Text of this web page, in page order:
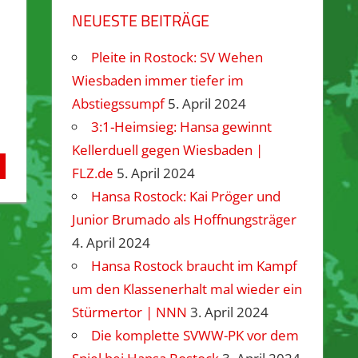
NEUESTE BEITRÄGE
Pleite in Rostock: SV Wehen
Wiesbaden immer tiefer im
Abstiegssumpf 5. April 2024
3:1-Heimsieg: Hansa gewinnt
Kellerduell gegen Wiesbaden |
FLZ.de 5. April 2024
Hansa Rostock: Kai Pröger und
Junior Brumado als Hoffnungsträger
4. April 2024
Hansa Rostock braucht im Kampf
um den Klassenerhalt mal wieder ein
Stürmertor | NNN 3. April 2024
Die komplette SVWW-PK vor dem